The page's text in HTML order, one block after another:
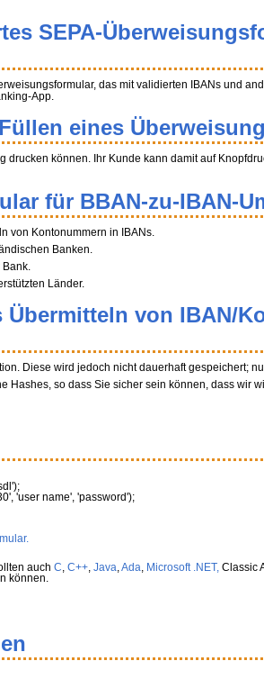
SEPA-
das mit validierten IBANs und
App.
eines
drucken können. Ihr Kunde kann damit auf
für BBAN-zu-IBAN-
von Kontonummern in IBANs.
Banken.
Länder.
von IBAN/
Diese wird jedoch nicht dauerhaft gespeichert;
Hashes, so dass Sie sicher sein können, dass wir
);
, 'user name', 'password');
auch C, C++, Java,Ada, Microsoft .NET,Classic
können.